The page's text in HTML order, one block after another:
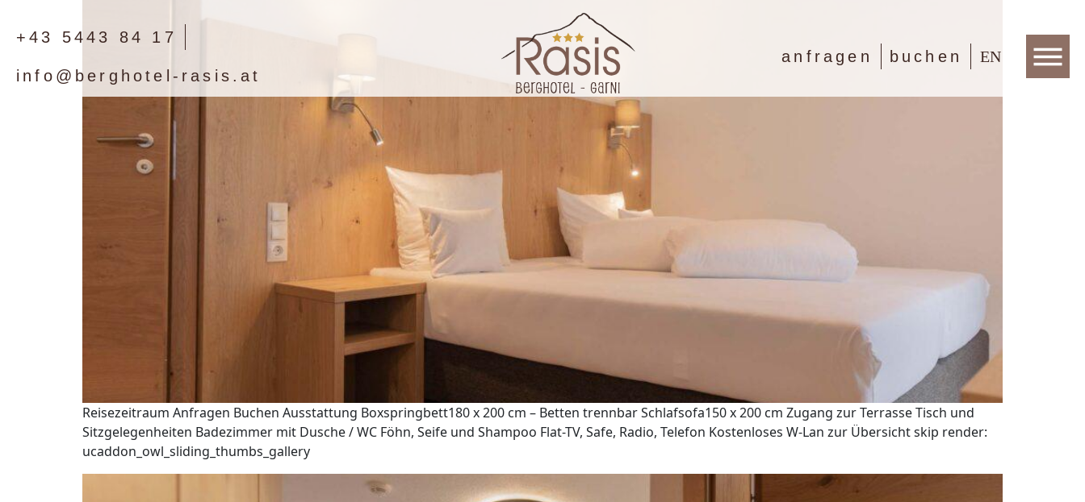
+43 5443 84 17
info@berghotel-rasis.at
anfragen buchen EN
Reisezeitraum Anfragen Buchen Ausstattung Boxspringbett180 x 200 cm – Betten trennbar Schlafsofa150 x 200 cm Zugang zur Terrasse Tisch und
Sitzgelegenheiten Badezimmer mit Dusche / WC Föhn, Seife und Shampoo Flat-TV, Safe, Radio, Telefon Kostenloses W-Lan zur Übersicht skip render:
ucaddon_owl_sliding_thumbs_gallery